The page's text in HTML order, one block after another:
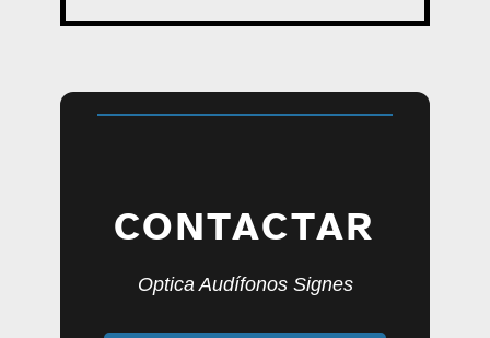
CONTACTAR
Optica Audífonos Signes